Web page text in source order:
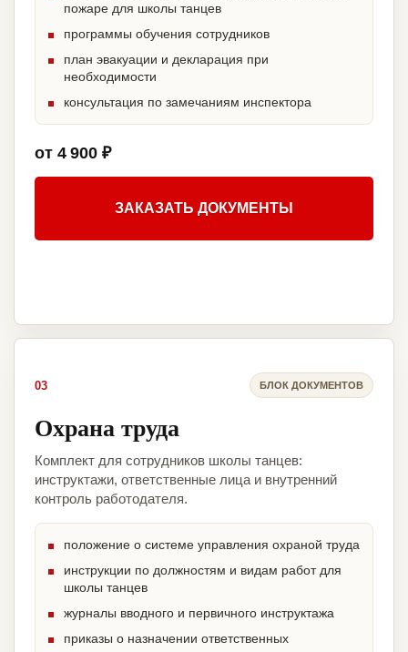
пожаре для школы танцев
программы обучения сотрудников
план эвакуации и декларация при
необходимости
консультация по замечаниям инспектора
от 4 900 ₽
ЗАКАЗАТЬ ДОКУМЕНТЫ
03 БЛОК ДОКУМЕНТОВ
Охрана труда
Комплект для сотрудников школы танцев:
инструктажи, ответственные лица и внутренний
контроль работодателя.
положение о системе управления охраной труда
инструкции по должностям и видам работ для
школы танцев
журналы вводного и первичного инструктажа
приказы о назначении ответственных